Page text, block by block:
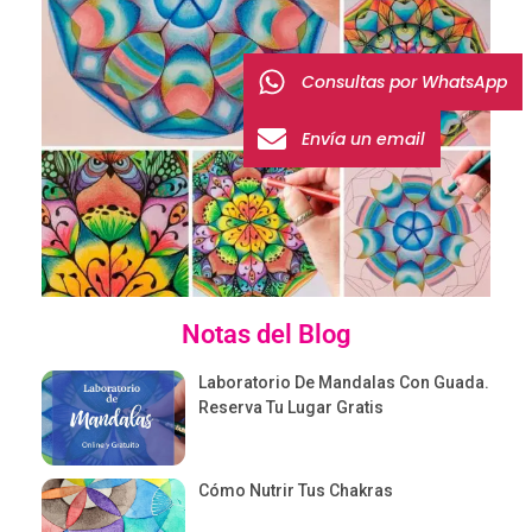
Notas del Blog
Laboratorio De Mandalas Con Guada.
Reserva Tu Lugar Gratis
Cómo Nutrir Tus Chakras
Consultas por WhatsApp
Envía un email